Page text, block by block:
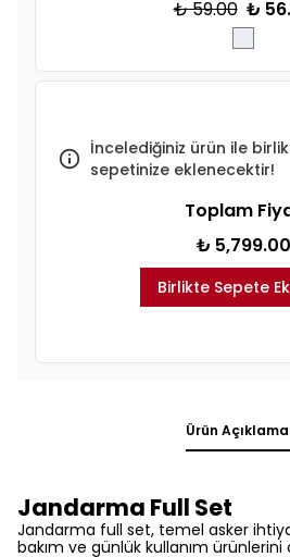
₺ 59.00 ₺
İncelediğiniz ürün ile
sepetinize eklenecektir!
Toplam
₺ 5,799.00
Birlikte Sepete
Ürün
Jandarma Full Set
Jandarma full set, temel asker
bakım ve günlük kullanım ürünlerini